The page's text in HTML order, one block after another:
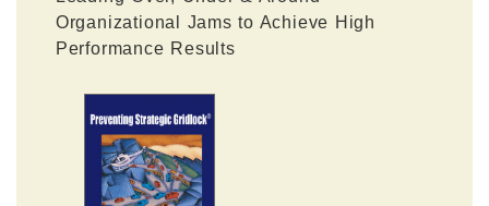
Organizational Jams to Achieve High
Performance Results